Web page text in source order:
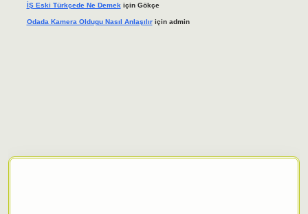
İŞ Eski Türkçede Ne Demek için Gökçe
Odada Kamera Oldugu Nasıl Anlaşılıriçin admin